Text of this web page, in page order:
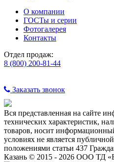
О компании
ГОСТы и серии
Фотогалерея
Контакты
Отдел продаж:
8 (800) 200-81-44
Заказать звонок
Вся представленная на сайте
технических характеристик,
товаров, носит
условиях не является
положениями статьи 437
Казань © 2015 - 2026 ООО ТД